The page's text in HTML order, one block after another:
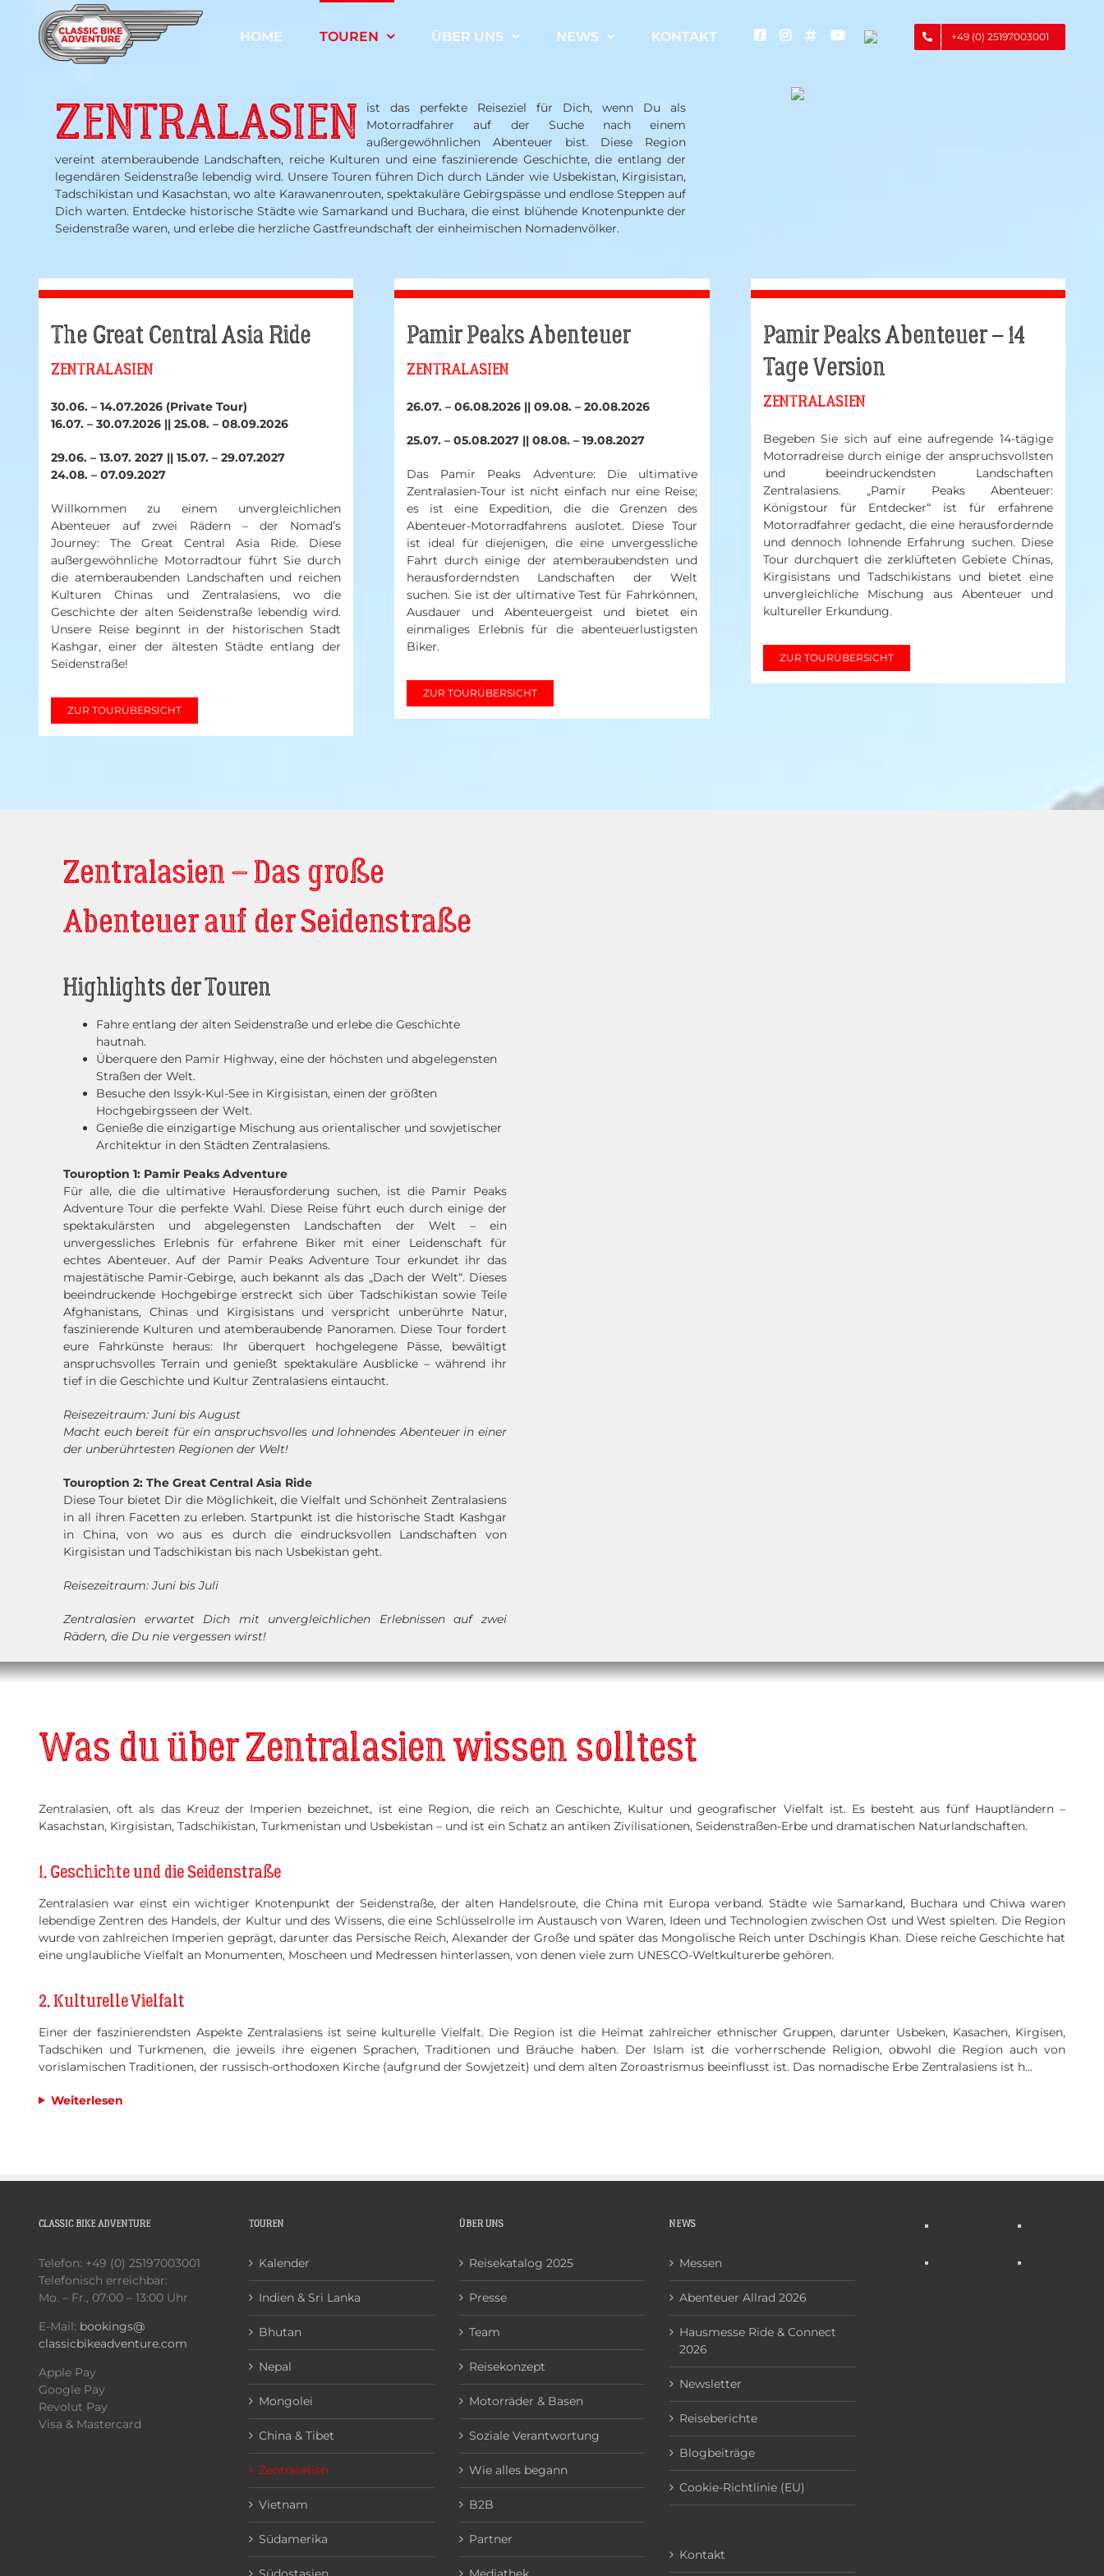
springen
HOME TOUREN ÜBER UNS NEWS KONTAKT +49 (0) 25197003001
ZENTRALASIEN
ist das perfekte Reiseziel für Dich, wenn Du als
Motorradfahrer auf der Suche nach einem
außergewöhnlichen Abenteuer bist. Diese Region
vereint atemberaubende Landschaften, reiche Kulturen und eine faszinierende Geschichte, die entlang der
legendären Seidenstraße lebendig wird. Unsere Touren führen Dich durch Länder wie Usbekistan, Kirgisistan,
Tadschikistan und Kasachstan, wo alte Karawanenrouten, spektakuläre Gebirgspässe und endlose Steppen auf
Dich warten. Entdecke historische Städte wie Samarkand und Buchara, die einst blühende Knotenpunkte der
Seidenstraße waren, und erlebe die herzliche Gastfreundschaft der einheimischen Nomadenvölker.
The Great Central Asia Ride
ZENTRALASIEN
30.06. – 14.07.2026 (Private Tour)
16.07. – 30.07.2026 || 25.08. – 08.09.2026
29.06. – 13.07. 2027 || 15.07. – 29.07.2027
24.08. – 07.09.2027
Willkommen zu einem unvergleichlichen
Abenteuer auf zwei Rädern – der Nomad’s
Journey: The Great Central Asia Ride. Diese
außergewöhnliche Motorradtour führt Sie durch
die atemberaubenden Landschaften und reichen
Kulturen Chinas und Zentralasiens, wo die
Geschichte der alten Seidenstraße lebendig wird.
Unsere Reise beginnt in der historischen Stadt
Kashgar, einer der ältesten Städte entlang der
Seidenstraße!
ZUR TOURÜBERSICHT
Pamir Peaks Abenteuer
ZENTRALASIEN
26.07. – 06.08.2026 || 09.08. – 20.08.2026
25.07. – 05.08.2027 || 08.08. – 19.08.2027
Das Pamir Peaks Adventure: Die ultimative
Zentralasien-Tour ist nicht einfach nur eine Reise;
es ist eine Expedition, die die Grenzen des
Abenteuer-Motorradfahrens auslotet. Diese Tour
ist ideal für diejenigen, die eine unvergessliche
Fahrt durch einige der atemberaubendsten und
herausforderndsten Landschaften der Welt
suchen. Sie ist der ultimative Test für Fahrkönnen,
Ausdauer und Abenteuergeist und bietet ein
einmaliges Erlebnis für die abenteuerlustigsten
Biker.
ZUR TOURÜBERSICHT
Pamir Peaks Abenteuer – 14
Tage Version
ZENTRALASIEN
Begeben Sie sich auf eine aufregende 14-tägige
Motorradreise durch einige der anspruchsvollsten
und beeindruckendsten Landschaften
Zentralasiens. „Pamir Peaks Abenteuer:
Königstour für Entdecker“ ist für erfahrene
Motorradfahrer gedacht, die eine herausfordernde
und dennoch lohnende Erfahrung suchen. Diese
Tour durchquert die zerklüfteten Gebiete Chinas,
Kirgisistans und Tadschikistans und bietet eine
unvergleichliche Mischung aus Abenteuer und
kultureller Erkundung.
ZUR TOURÜBERSICHT
Zentralasien – Das große
Abenteuer auf der Seidenstraße
Highlights der Touren
Fahre entlang der alten Seidenstraße und erlebe die Geschichte
hautnah.
Überquere den Pamir Highway, eine der höchsten und abgelegensten
Straßen der Welt.
Besuche den Issyk-Kul-See in Kirgisistan, einen der größten
Hochgebirgsseen der Welt.
Genieße die einzigartige Mischung aus orientalischer und sowjetischer
Architektur in den Städten Zentralasiens.
Touroption 1: Pamir Peaks Adventure
Für alle, die die ultimative Herausforderung suchen, ist die Pamir Peaks
Adventure Tour die perfekte Wahl. Diese Reise führt euch durch einige der
spektakulärsten und abgelegensten Landschaften der Welt – ein
unvergessliches Erlebnis für erfahrene Biker mit einer Leidenschaft für
echtes Abenteuer. Auf der Pamir Peaks Adventure Tour erkundet ihr das
majestätische Pamir-Gebirge, auch bekannt als das „Dach der Welt“. Dieses
beeindruckende Hochgebirge erstreckt sich über Tadschikistan sowie Teile
Afghanistans, Chinas und Kirgisistans und verspricht unberührte Natur,
faszinierende Kulturen und atemberaubende Panoramen. Diese Tour fordert
eure Fahrkünste heraus: Ihr überquert hochgelegene Pässe, bewältigt
anspruchsvolles Terrain und genießt spektakuläre Ausblicke – während ihr
tief in die Geschichte und Kultur Zentralasiens eintaucht.
Reisezeitraum: Juni bis August
Macht euch bereit für ein anspruchsvolles und lohnendes Abenteuer in einer
der unberührtesten Regionen der Welt!
Touroption 2: The Great Central Asia Ride
Diese Tour bietet Dir die Möglichkeit, die Vielfalt und Schönheit Zentralasiens
in all ihren Facetten zu erleben. Startpunkt ist die historische Stadt Kashgar
in China, von wo aus es durch die eindrucksvollen Landschaften von
Kirgisistan und Tadschikistan bis nach Usbekistan geht.
Reisezeitraum: Juni bis Juli
Zentralasien erwartet Dich mit unvergleichlichen Erlebnissen auf zwei
Rädern, die Du nie vergessen wirst!
Was du über Zentralasien wissen solltest
Zentralasien, oft als das Kreuz der Imperien bezeichnet, ist eine Region, die reich an Geschichte, Kultur und geografischer Vielfalt ist. Es besteht aus fünf Hauptländern –
Kasachstan, Kirgisistan, Tadschikistan, Turkmenistan und Usbekistan – und ist ein Schatz an antiken Zivilisationen, Seidenstraßen-Erbe und dramatischen Naturlandschaften.
1. Geschichte und die Seidenstraße
Zentralasien war einst ein wichtiger Knotenpunkt der Seidenstraße, der alten Handelsroute, die China mit Europa verband. Städte wie Samarkand, Buchara und Chiwa waren
lebendige Zentren des Handels, der Kultur und des Wissens, die eine Schlüsselrolle im Austausch von Waren, Ideen und Technologien zwischen Ost und West spielten. Die Region
wurde von zahlreichen Imperien geprägt, darunter das Persische Reich, Alexander der Große und später das Mongolische Reich unter Dschingis Khan. Diese reiche Geschichte hat
eine unglaubliche Vielfalt an Monumenten, Moscheen und Medressen hinterlassen, von denen viele zum UNESCO-Weltkulturerbe gehören.
2. Kulturelle Vielfalt
Einer der faszinierendsten Aspekte Zentralasiens ist seine kulturelle Vielfalt. Die Region ist die Heimat zahlreicher ethnischer Gruppen, darunter Usbeken, Kasachen, Kirgisen,
Tadschiken und Turkmenen, die jeweils ihre eigenen Sprachen, Traditionen und Bräuche haben. Der Islam ist die vorherrschende Religion, obwohl die Region auch von
vorislamischen Traditionen, der russisch-orthodoxen Kirche (aufgrund der Sowjetzeit) und dem alten Zoroastrismus beeinflusst ist. Das nomadische Erbe Zentralasiens ist h…
Weiterlesen
CLASSIC BIKE ADVENTURE
Telefon: +49 (0) 25197003001
Telefonisch erreichbar:
Mo. – Fr., 07:00 – 13:00 Uhr
E-Mail: bookings@
classicbikeadventure.com
Apple Pay
Google Pay
Revolut Pay
Visa & Mastercard
TOUREN
Kalender
Indien & Sri Lanka
Bhutan
Nepal
Mongolei
China & Tibet
Zentralasien
Vietnam
Südamerika
ÜBER UNS
Reisekatalog 2025
Presse
Team
Reisekonzept
Motorräder & Basen
Soziale Verantwortung
Wie alles begann
B2B
Partner
NEWS
Messen
Abenteuer Allrad 2026
Hausmesse Ride & Connect
2026
Newsletter
Reiseberichte
Blogbeiträge
Cookie-Richtlinie (EU)
Kontakt